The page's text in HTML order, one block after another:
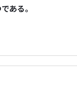
ある。